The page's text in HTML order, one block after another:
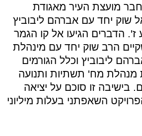
מועצת העיר מאגודת
שוק יחד עם אברהם ליבוביץ
ז'. הדברים הגיעו אל קו הגמר
הרב שוק יחד עם מינהלת
ליבוביץ וכלל הגורמים
מנהלת מח' תשתיות ותנועה
בישיבה זו סוכם על יציאה
השאפתני בעלות מיליוני